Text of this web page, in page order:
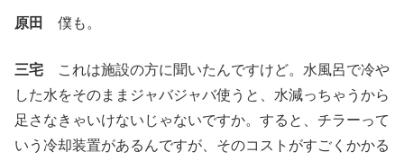
原田 僕も。
三宅 これは施設の方に聞いたんですけど。水風呂で冷や
した水をそのままジャバジャバ使うと、水減っちゃうから
足さなきゃいけないじゃないですか。すると、チラーって
いう冷却装置があるんですが、そのコストがすごくかかる